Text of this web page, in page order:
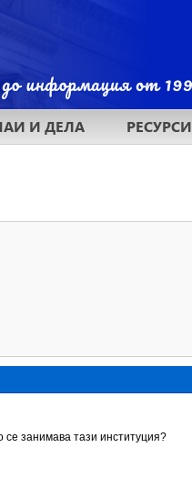
И ДЕЛА РЕСУРСИ
се занимава тази институция?